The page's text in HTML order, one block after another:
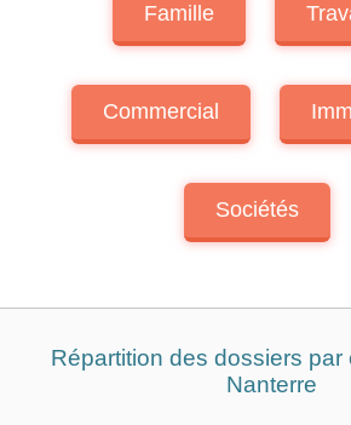
Famille
Commercial
Sociétés
Répartition des dossiers par
Nanterre